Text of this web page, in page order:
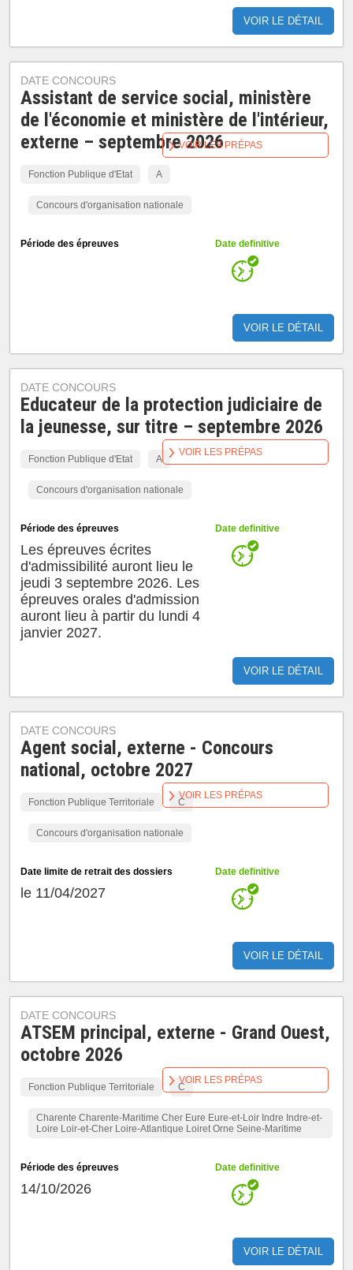
VOIR LE DÉTAIL
DATE CONCOURS
Assistant de service social, ministère
de l'économie et ministère de l'intérieur,
externe – septembre 2026
Fonction Publique d'Etat A
Concours d'organisation nationale
Période des épreuves Date definitive
VOIR LE DÉTAIL
VOIR LES PRÉPAS
DATE CONCOURS
Educateur de la protection judiciaire de
la jeunesse, sur titre – septembre 2026
Fonction Publique d'Etat A
Concours d'organisation nationale
Période des épreuves
Les épreuves écrites
d'admissibilité auront lieu le
jeudi 3 septembre 2026. Les
épreuves orales d'admission
auront lieu à partir du lundi 4
janvier 2027.
Date definitive
VOIR LE DÉTAIL
VOIR LES PRÉPAS
DATE CONCOURS
Agent social, externe - Concours
national, octobre 2027
Fonction Publique Territoriale C
Concours d'organisation nationale
Date limite de retrait des dossiers
le 11/04/2027
Date definitive
VOIR LE DÉTAIL
VOIR LES PRÉPAS
DATE CONCOURS
ATSEM principal, externe - Grand Ouest,
octobre 2026
Fonction Publique Territoriale C
Charente Charente-Maritime Cher Eure Eure-et-Loir Indre Indre-et-
Loire Loir-et-Cher Loire-Atlantique Loiret Orne Seine-Maritime
Période des épreuves
14/10/2026
Date definitive
VOIR LE DÉTAIL
VOIR LES PRÉPAS